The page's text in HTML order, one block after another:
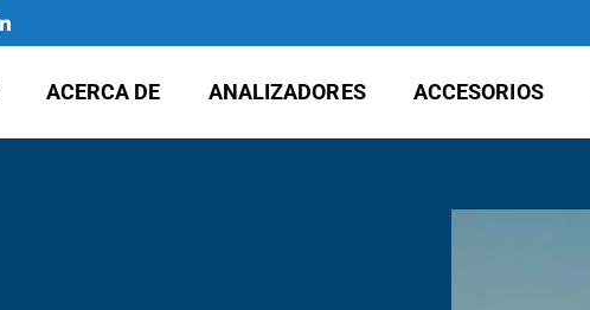
ACERCA DE ANALIZADORES ACCESORIOS